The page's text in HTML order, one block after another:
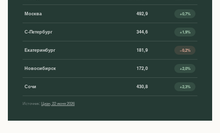
Москва 492,9 +0,7%
С-Петербург 344,6 +1,9%
Екатеринбург 181,9 −0,2%
Новосибирск 172,0 +2,0%
Сочи 430,8 +2,3%
Источник:Циан, 22 июня 2026